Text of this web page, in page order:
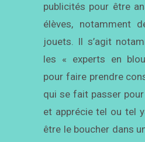
publicités pour être
élèves, notamment
jouets. Il s’agit
les « experts en
pour faire prendre
qui se fait passer
et apprécie tel ou tel
être le boucher dans